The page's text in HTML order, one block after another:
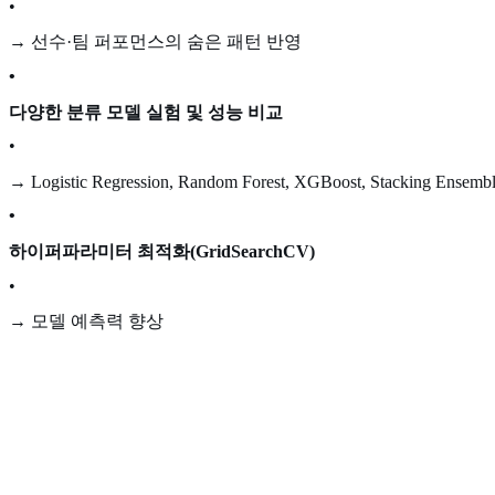
•
→ 선수·팀 퍼포먼스의 숨은 패턴 반영
•
다양한 분류 모델 실험 및 성능 비교
•
→ Logistic Regression, Random Forest, XGBoost, Stacking
•
하이퍼파라미터 최적화(GridSearchCV)
•
→ 모델 예측력 향상